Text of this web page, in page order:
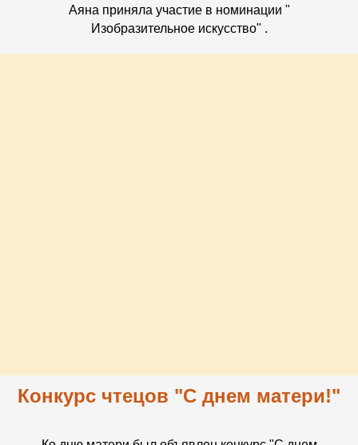
Аяна приняла участие в номинации "
Изобразительное искусство" .
Конкурс чтецов "С днем матери!"